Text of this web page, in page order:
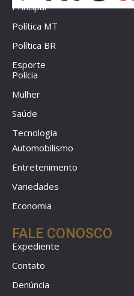
Principal
Política MT
Política BR
Esporte
Polícia
Mulher
Saúde
Tecnologia
Automobilismo
Entretenimento
Variedades
Economia
FALE CONOSCO
Expediente
Contato
Denúncia